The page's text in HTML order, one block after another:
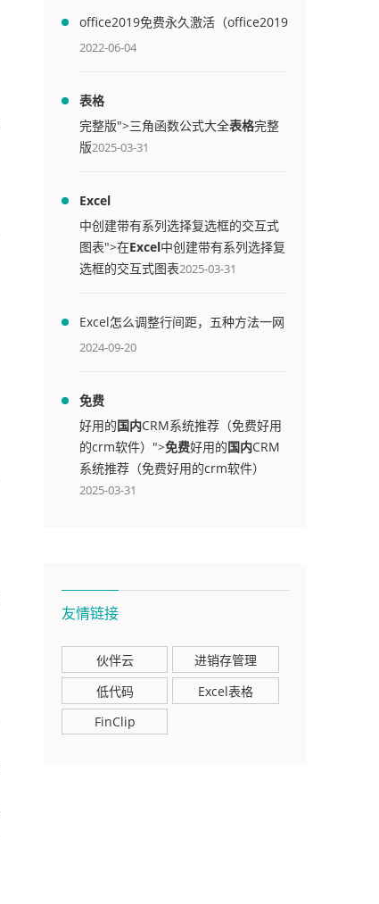
office2019免费永久激活（office2019
免费永久激活码）
2022-06-04
表格
完整版">三角函数公式大全表格完整
版2025-03-31
Excel
中创建带有系列选择复选框的交互式
图表">在Excel中创建带有系列选择复
选框的交互式图表2025-03-31
Excel怎么调整行间距，五种方法一网
打尽
2024-09-20
免费
好用的国内CRM系统推荐（免费好用
的crm软件）">免费好用的国内CRM
系统推荐（免费好用的crm软件）
2025-03-31
友情链接
伙伴云
进销存管理
低代码
Excel表格
FinClip